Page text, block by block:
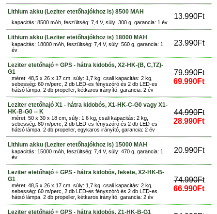
Lithium akku (Leziter etetőhajókhoz is) 8500 MAH
13.990Ft
kapacitás: 8500 mAh, feszültség: 7,4 V, súly: 300 g, garancia: 1 év
Lithium akku (Leziter etetőhajókhoz is) 18000 MAH
23.990Ft
kapacitás: 18000 mAh, feszültség: 7,4 V, súly: 560 g, garancia: 1
év
Leziter etetőhajó + GPS - hátra kidobós, X2-HK-(B, C,TZ)-
G1
79.990Ft
69.990Ft
méret: 48,5 x 26 x 17 cm, súly: 1,7 kg, csali kapacitás: 2 kg,
sebesség: 60 m/perc, 2 db LED-es fényszóró és 2 db LED-es
hátsó lámpa, 2 db propeller, kétkaros irányító, garancia: 2 év
Leziter etetőhajó X1 - hátra kidobós, X1-HK-C-G0 vagy X1-
HK-B-G0 -- K
44.990Ft
28.990Ft
méret: 50 x 30 x 18 cm, súly: 1,6 kg, csali kapacitás: 2 kg,
sebesség: 80 m/perc, 2 db LED-es fényszóró és 2 db LED-es
hátsó lámpa, 2 db propeller, egykaros irányító, garancia: 2 év
Lithium akku (Leziter etetőhajókhoz is) 15000 MAH
20.990Ft
kapacitás: 15000 mAh, feszültség: 7,4 V, súly: 470 g, garancia: 1
év
Leziter etetőhajó + GPS - hátra kidobós, fekete, X2-HK-B-
G1
74.990Ft
66.990Ft
méret: 48,5 x 26 x 17 cm, súly: 1,7 kg, csali kapacitás: 2 kg,
sebesség: 60 m/perc, 2 db LED-es fényszóró és 2 db LED-es
hátsó lámpa, 2 db propeller, kétkaros irányító, garancia: 2 év
Leziter etetőhajó + GPS - hátra kidobós, Z1-HK-B-G1